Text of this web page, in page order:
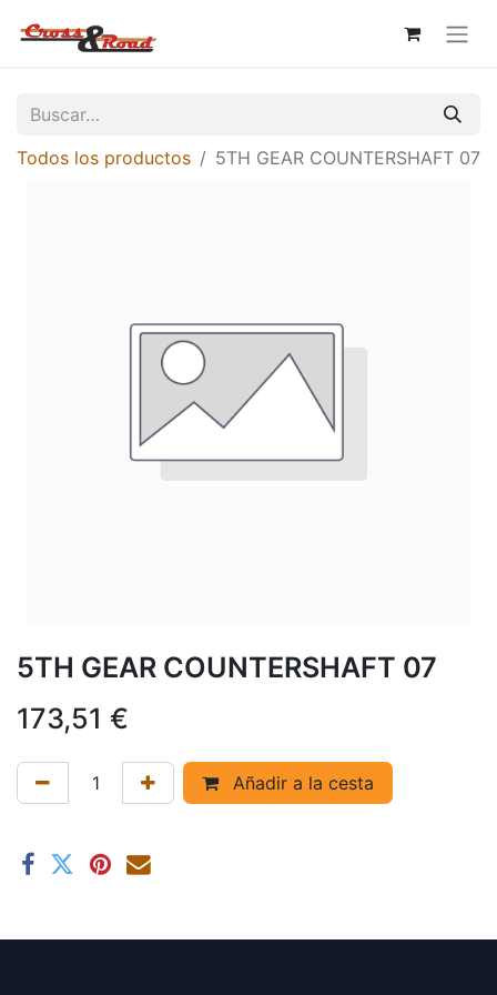
Todos los productos 5TH GEAR COUNTERSHAFT 07
5TH GEAR COUNTERSHAFT 07
173,51 €
Añadir a la cesta